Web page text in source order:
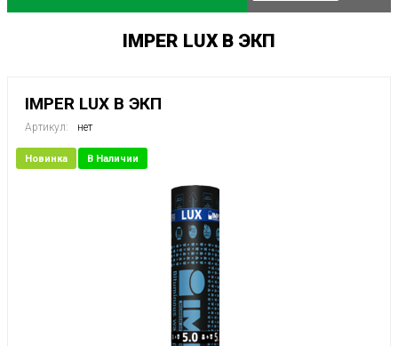
IMPER LUX В ЭКП
IMPER LUX В ЭКП
Артикул: нет
Новинка В Наличии